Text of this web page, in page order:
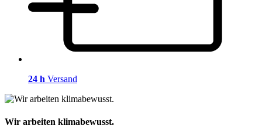
24 h Versand
Wir arbeiten klimabewusst.